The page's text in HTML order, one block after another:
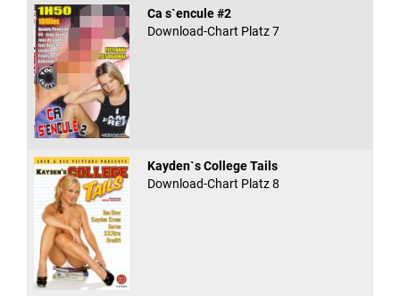
Ca s`encule #2
Download-Chart Platz 7
Kayden`s College Tails
Download-Chart Platz 8